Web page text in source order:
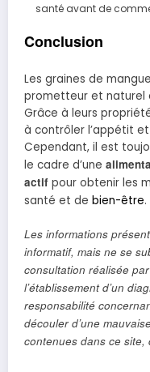
santé avant de
Conclusion
Les graines de
prometteur et naturel
Grâce à leurs
à contrôler l’appétit
Cependant, il est
le cadre d’une
actif pour obtenir les
santé et de bien-être.
Les informations
informatif, mais ne se
consultation réalisée
l’établissement d’un
responsabilité
découler d’une
contenues dans ce site,